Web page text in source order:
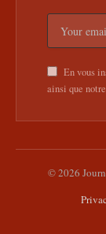
En vous
ainsi que notre
© 2026